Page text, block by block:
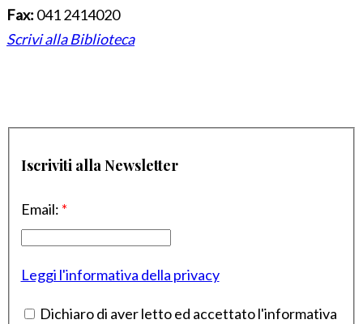
Fax: 041 2414020
Scrivi alla Biblioteca
Iscriviti alla Newsletter
Email: *
Leggi l'informativa della privacy
Dichiaro di aver letto ed accettato l'informativa